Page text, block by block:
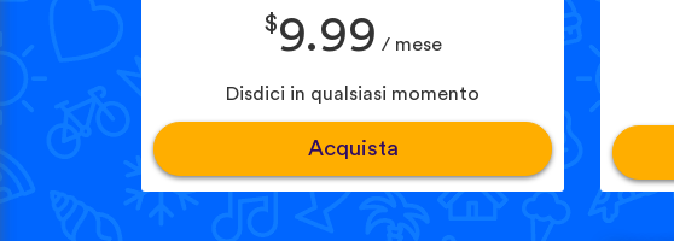
$9.99 / mese
Disdici in qualsiasi momento
Acquista